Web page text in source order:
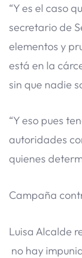
“Y es el caso
secretario de
elementos y
está en la
sin que nadie
“Y eso pues
autoridades
quienes
Campaña
Luisa Alcalde
no hay